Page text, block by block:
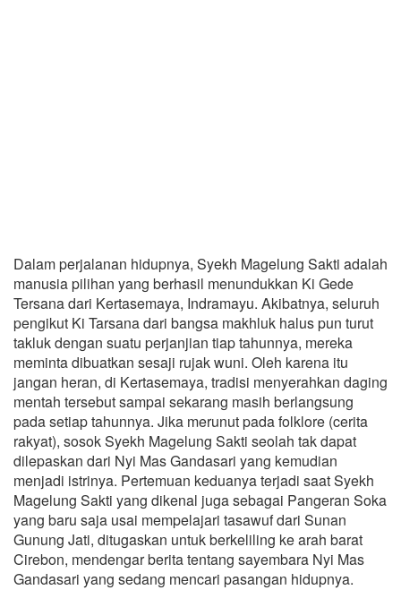
Dalam perjalanan hidupnya, Syekh Magelung Sakti adalah
manusia pilihan yang berhasil menundukkan Ki Gede
Tersana dari Kertasemaya, Indramayu. Akibatnya, seluruh
pengikut Ki Tarsana dari bangsa makhluk halus pun turut
takluk dengan suatu perjanjian tiap tahunnya, mereka
meminta dibuatkan sesaji rujak wuni. Oleh karena itu
jangan heran, di Kertasemaya, tradisi menyerahkan daging
mentah tersebut sampai sekarang masih berlangsung
pada setiap tahunnya. Jika merunut pada folklore (cerita
rakyat), sosok Syekh Magelung Sakti seolah tak dapat
dilepaskan dari Nyi Mas Gandasari yang kemudian
menjadi istrinya. Pertemuan keduanya terjadi saat Syekh
Magelung Sakti yang dikenal juga sebagai Pangeran Soka
yang baru saja usai mempelajari tasawuf dari Sunan
Gunung Jati, ditugaskan untuk berkeliling ke arah barat
Cirebon, mendengar berita tentang sayembara Nyi Mas
Gandasari yang sedang mencari pasangan hidupnya.